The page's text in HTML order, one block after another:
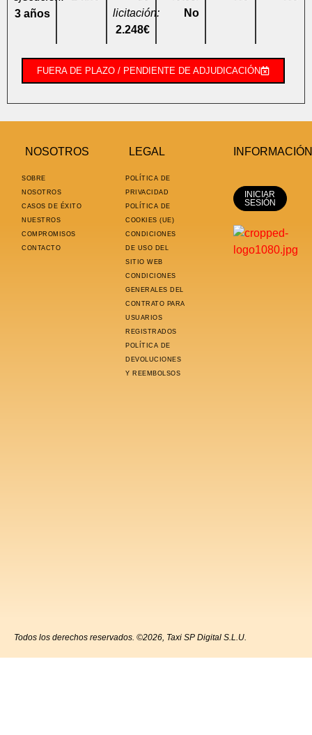
3 años
licitación:
2.248€
No
FUERA DE PLAZO / PENDIENTE DE ADJUDICACIÓN
NOSOTROS
SOBRE
NOSOTROS
CASOS DE ÉXITO
NUESTROS
COMPROMISOS
CONTACTO
LEGAL
POLÍTICA DE
PRIVACIDAD
POLÍTICA DE
COOKIES (UE)
CONDICIONES
DE USO DEL
SITIO WEB
CONDICIONES
GENERALES DEL
CONTRATO PARA
USUARIOS
REGISTRADOS
POLÍTICA DE
DEVOLUCIONES
Y REEMBOLSOS
INFORMACIÓN
INICIAR
SESIÓN
Todos los derechos reservados. ©2026, Taxi SP Digital S.L.U.